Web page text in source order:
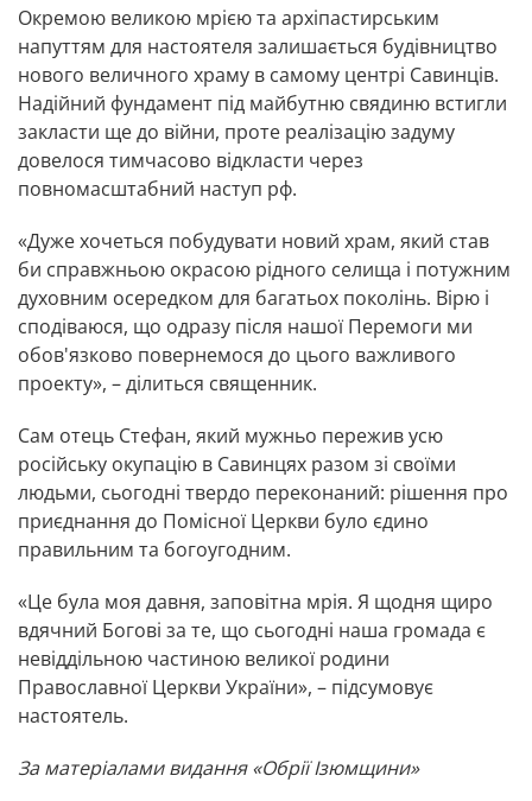
Окремою великою мрією та архіпастирським
напуттям для настоятеля залишається будівництво
нового величного храму в самому центрі Савинців.
Надійний фундамент під майбутню свядиню встигли
закласти ще до війни, проте реалізацію задуму
довелося тимчасово відкласти через
повномасштабний наступ рф.
«Дуже хочеться побудувати новий храм, який став
би справжньою окрасою рідного селища і потужним
духовним осередком для багатьох поколінь. Вірю і
сподіваюся, що одразу після нашої Перемоги ми
обов'язково повернемося до цього важливого
проекту», – ділиться священник.
Сам отець Стефан, який мужньо пережив усю
російську окупацію в Савинцях разом зі своїми
людьми, сьогодні твердо переконаний: рішення про
приєднання до Помісної Церкви було єдино
правильним та богоугодним.
«Це була моя давня, заповітна мрія. Я щодня щиро
вдячний Богові за те, що сьогодні наша громада є
невіддільною частиною великої родини
Православної Церкви України», – підсумовує
настоятель.
За матеріалами видання «Обрії Ізюмщини»